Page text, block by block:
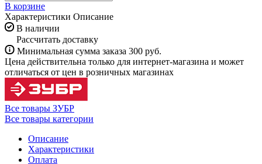
В корзине
Характеристики Описание
В наличии
Рассчитать доставку
Минимальная сумма заказа 300 руб.
Цена действительна только для интернет-магазина и может
отличаться от цен в розничных магазинах
Все товары ЗУБР
Все товары категории
Описание
Характеристики
Оплата